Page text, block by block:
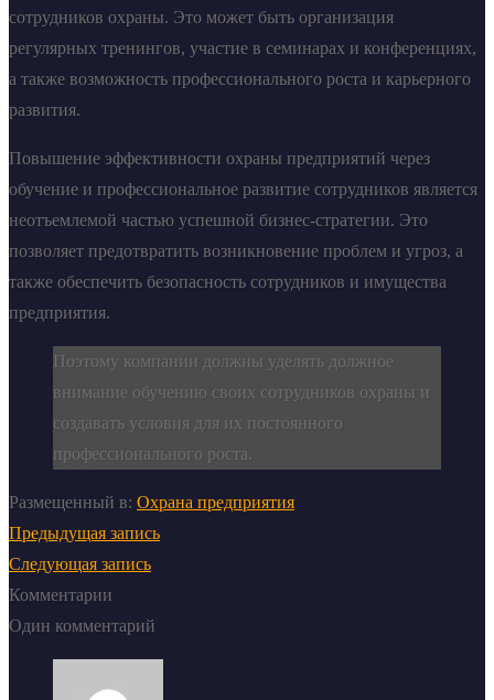
сотрудников охраны. Это может быть организация
регулярных тренингов, участие в семинарах и конференциях,
а также возможность профессионального роста и карьерного
развития.
Повышение эффективности охраны предприятий через
обучение и профессиональное развитие сотрудников является
неотъемлемой частью успешной бизнес-стратегии. Это
позволяет предотвратить возникновение проблем и угроз, а
также обеспечить безопасность сотрудников и имущества
предприятия.
Поэтому компании должны уделять должное
внимание обучению своих сотрудников охраны и
создавать условия для их постоянного
профессионального роста.
Размещенный в: Охрана предприятия
Предыдущая запись
Следующая запись
Комментарии
Один комментарий